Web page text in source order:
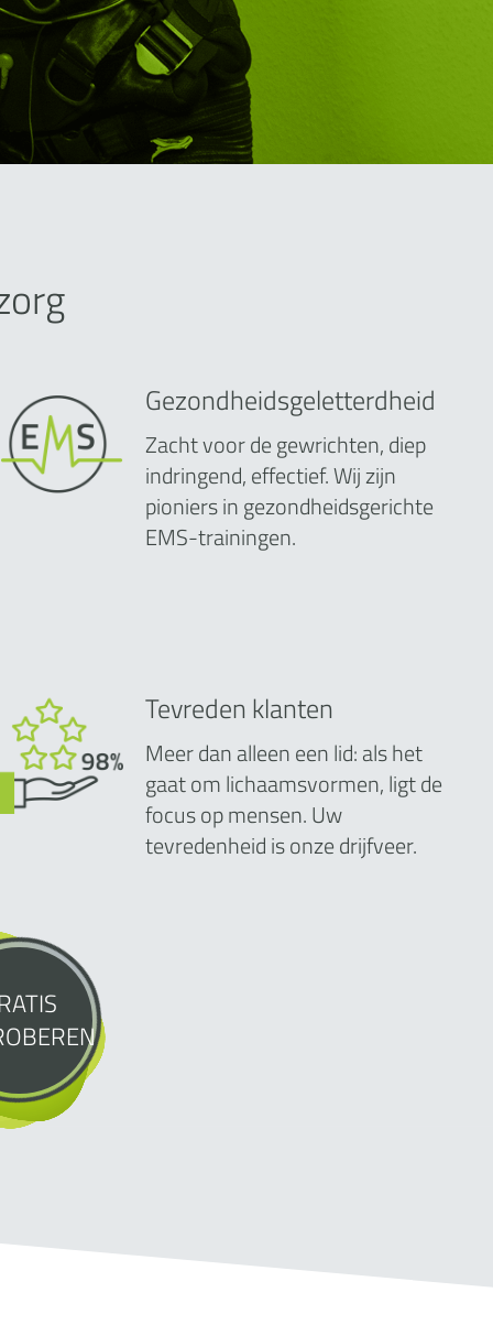
Gezondheidsgeletterdheid
Zacht voor de gewrichten, diep
indringend, effectief. Wij zijn
pioniers in gezondheidsgerichte
EMS-trainingen.
Tevreden klanten
Meer dan alleen een lid: als het
gaat om lichaamsvormen, ligt de
focus op mensen. Uw
tevredenheid is onze drijfveer.